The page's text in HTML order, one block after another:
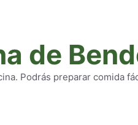
de
Podrás preparar comida